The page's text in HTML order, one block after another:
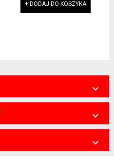
+ DODAJ DO KOSZYKA


